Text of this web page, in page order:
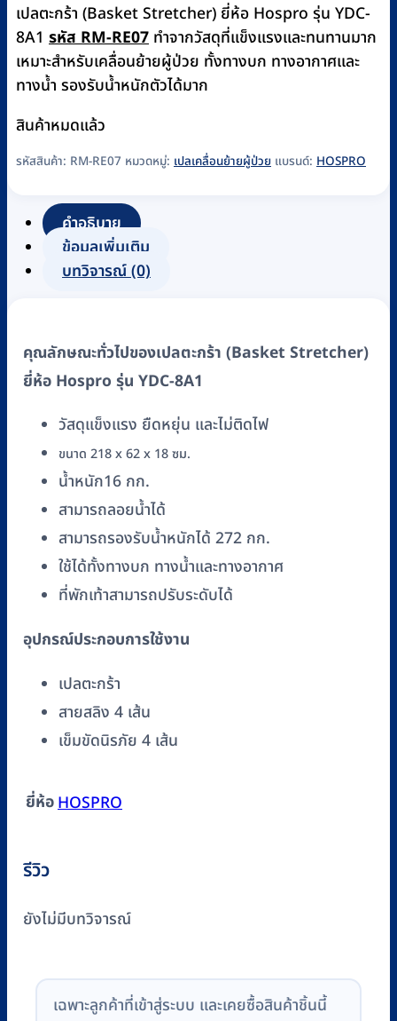
เปลตะกร้า (Basket Stretcher) ยี่ห้อ Hospro รุ่น YDC-
8A1 รหัส RM-RE07 ทำจากวัสดุที่แข็งแรงและทนทานมาก
เหมาะสำหรับเคลื่อนย้ายผู้ป่วย ทั้งทางบก ทางอากาศและ
ทางน้ำ รองรับน้ำหนักตัวได้มาก
สินค้าหมดแล้ว
รหัสสินค้า: RM-RE07 หมวดหมู่: เปลเคลื่อนย้ายผู้ป่วย แบรนด์: HOSPRO
คำอธิบาย
ข้อมูลเพิ่มเติม
บทวิจารณ์ (0)
คุณลักษณะทั่วไปของเปลตะกร้า (Basket Stretcher)
ยี่ห้อ Hospro รุ่น YDC-8A1
วัสดุแข็งแรง ยืดหยุ่น และไม่ติดไฟ
ขนาด 218 x 62 x 18 ซม.
น้ำหนัก16 กก.
สามารถลอยน้ำได้
สามารถรองรับน้ำหนักได้ 272 กก.
ใช้ได้ทั้งทางบก ทางน้ำและทางอากาศ
ที่พักเท้าสามารถปรับระดับได้
อุปกรณ์ประกอบการใช้งาน
เปลตะกร้า
สายสลิง 4 เส้น
เข็มขัดนิรภัย 4 เส้น
ยี่ห้อHOSPRO
รีวิว
ยังไม่มีบทวิจารณ์
เฉพาะลูกค้าที่เข้าสู่ระบบ และเคยซื้อสินค้าชิ้นนี้